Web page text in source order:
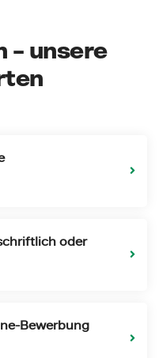
– unsere
oder
Bewerbung